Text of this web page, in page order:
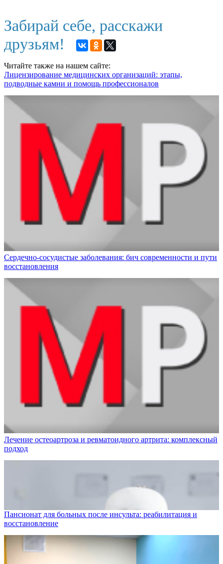
Забирай себе, расскажи
друзьям!
Читайте также на нашем сайте:
Лицензирование медицинских организаций: этапы,
подводные камни и помощь профессионалов
Сердечно-сосудистые заболевания: бич современности и пути
восстановления
Лечение остеоартроза и ревматоидного артрита: комплексный
подход
Пансионат для больных после инсульта: реабилитация и
восстановление